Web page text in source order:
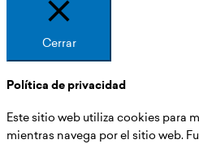
Cerrar
Política de privacidad
Este sitio web utiliza cookies para
mientras navega por el sitio web.